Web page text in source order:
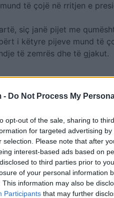
- Do Not Process My
opt-out of the sale, sharing to
for targeted advertising
selection. Please note that after
interest-based ads based on
to third parties prior to
of your personal information
This information may also be
Participants that may further
të çojë në rritjen e
siç janë pijet me
i këtyre pijeve mund të
të zemrës dhe të gjakut.